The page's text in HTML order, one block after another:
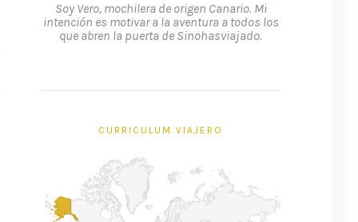
Soy Vero, mochilera de origen Canario. Mi
intención es motivar a la aventura a todos los
que abren la puerta de Sinohasviajado.
CURRICULUM VIAJERO